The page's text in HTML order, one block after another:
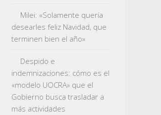
Milei: «Solamente quería
desearles feliz Navidad, que
terminen bien el año»
Despido e
indemnizaciones: cómo es el
«modelo UOCRA» que el
Gobierno busca trasladar a
más actividades